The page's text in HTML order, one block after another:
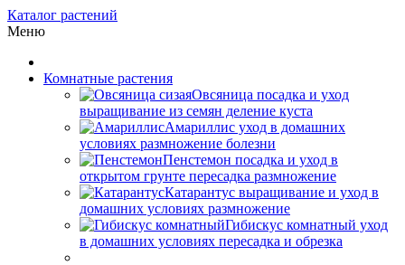
Каталог растений
Меню
Комнатные растения
Овсяница посадка и уход
выращивание из семян деление куста
Амариллис уход в домашних
условиях размножение болезни
Пенстемон посадка и уход в
открытом грунте пересадка размножение
Катарантус выращивание и уход в
домашних условиях размножение
Гибискус комнатный уход
в домашних условиях пересадка и обрезка